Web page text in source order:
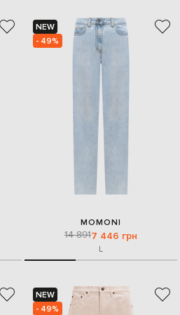
NEW
- 49%
MOMONI
14 8917 446 грн
L
NEW
- 49%